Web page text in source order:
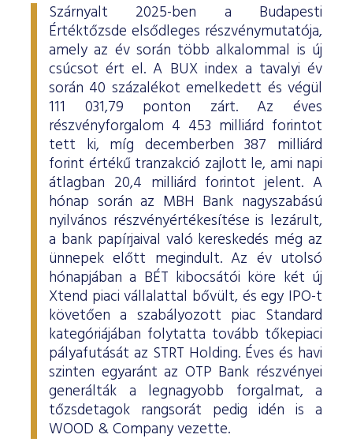
Szárnyalt 2025-ben a Budapesti
Értéktőzsde elsődleges részvénymutatója,
amely az év során több alkalommal is új
csúcsot ért el. A BUX index a tavalyi év
során 40 százalékot emelkedett és végül
111 031,79 ponton zárt. Az éves
részvényforgalom 4 453 milliárd forintot
tett ki, míg decemberben 387 milliárd
forint értékű tranzakció zajlott le, ami napi
átlagban 20,4 milliárd forintot jelent. A
hónap során az MBH Bank nagyszabású
nyilvános részvényértékesítése is lezárult,
a bank papírjaival való kereskedés még az
ünnepek előtt megindult. Az év utolsó
hónapjában a BÉT kibocsátói köre két új
Xtend piaci vállalattal bővült, és egy IPO-t
követően a szabályozott piac Standard
kategóriájában folytatta tovább tőkepiaci
pályafutását az STRT Holding. Éves és havi
szinten egyaránt az OTP Bank részvényei
generálták a legnagyobb forgalmat, a
tőzsdetagok rangsorát pedig idén is a
WOOD & Company vezette.